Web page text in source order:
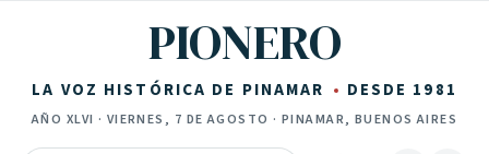
PIONERO
LA VOZ HISTÓRICA DE PINAMAR DESDE 1981
AÑO XLVI · VIERNES, 7 DE AGOSTO · PINAMAR, BUENOS AIRES